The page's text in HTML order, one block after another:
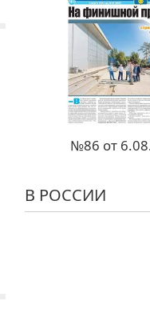
№86 от
В РОССИИ